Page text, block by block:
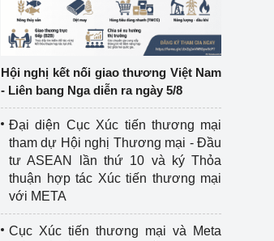
Hội nghị kết nối giao thương Việt Nam
- Liên bang Nga diễn ra ngày 5/8
Đại diện Cục Xúc tiến thương mại
tham dự Hội nghị Thương mại - Đầu
tư ASEAN lần thứ 10 và ký Thỏa
thuận hợp tác Xúc tiến thương mại
với META
Cục Xúc tiến thương mại và Meta